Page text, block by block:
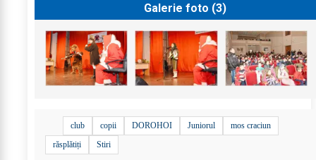
Galerie foto (3)
club copii DOROHOI Juniorul
mos craciun
răsplătiți
Stiri